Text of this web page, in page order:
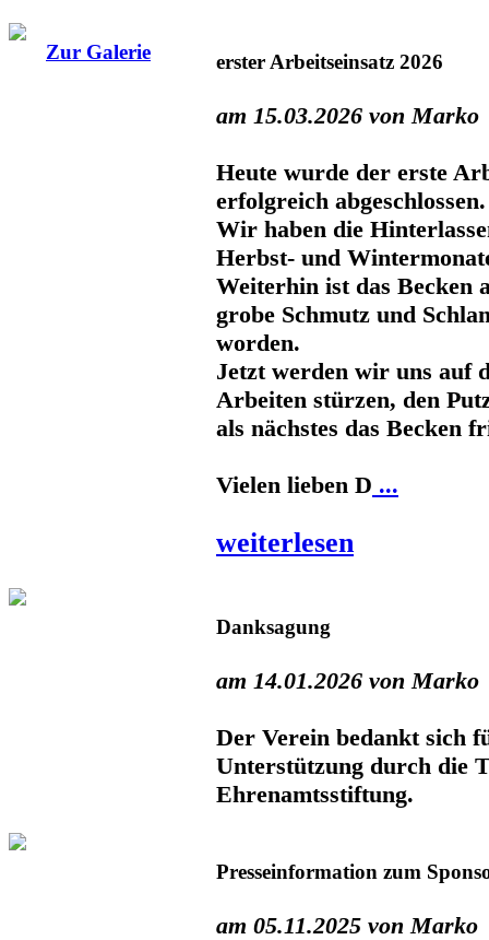
Zur Galerie erster Arbeitseinsatz 2026
am 15.03.2026 von Marko
Heute wurde der erste
erfolgreich abgeschlossen.
Wir haben die
Herbst- und
Weiterhin ist das Becken
grobe Schmutz und
worden.
Jetzt werden wir uns auf
Arbeiten stürzen, den
als nächstes das Becken
Vielen lieben D ...
weiterlesen
Danksagung
am 14.01.2026 von Marko
Der Verein bedankt sich
Unterstützung durch die
Ehrenamtsstiftung.
Presseinformation zum
am 05.11.2025 von Marko